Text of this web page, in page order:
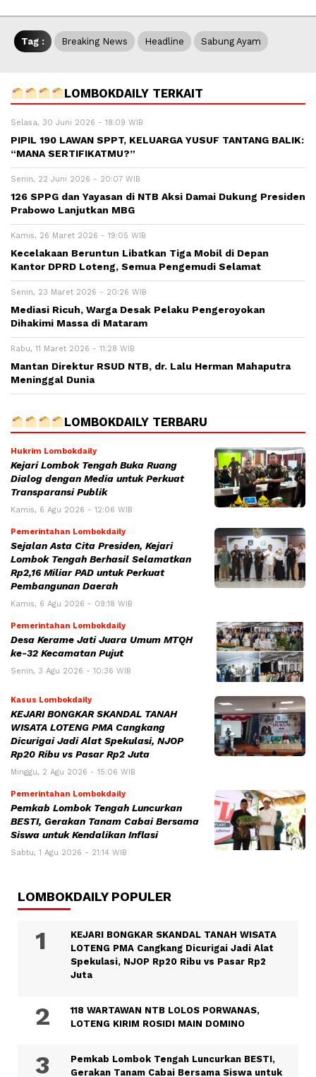
Tag : Breaking News Headline Sabung Ayam
LOMBOKDAILY TERKAIT
Selasa, 30 Juni 2026 - 18:09 WIB
PIPIL 190 LAWAN SPPT, KELUARGA YUSUF TANTANG BALIK:
“MANA SERTIFIKATMU?”
Senin, 22 Juni 2026 - 20:07 WIB
126 SPPG dan Yayasan di NTB Aksi Damai Dukung Presiden
Prabowo Lanjutkan MBG
Kamis, 26 Maret 2026 - 19:05 WIB
Kecelakaan Beruntun Libatkan Tiga Mobil di Depan
Kantor DPRD Loteng, Semua Pengemudi Selamat
Senin, 23 Maret 2026 - 20:26 WIB
Mediasi Ricuh, Warga Desak Pelaku Pengeroyokan
Dihakimi Massa di Mataram
Rabu, 11 Maret 2026 - 11:28 WIB
Mantan Direktur RSUD NTB, dr. Lalu Herman Mahaputra
Meninggal Dunia
LOMBOKDAILY TERBARU
Hukrim Lombokdaily
Kejari Lombok Tengah Buka Ruang
Dialog dengan Media untuk Perkuat
Transparansi Publik
Kamis, 6 Agu 2026 - 12:06 WIB
Pemerintahan Lombokdaily
Sejalan Asta Cita Presiden, Kejari
Lombok Tengah Berhasil Selamatkan
Rp2,16 Miliar PAD untuk Perkuat
Pembangunan Daerah
Kamis, 6 Agu 2026 - 09:18 WIB
Pemerintahan Lombokdaily
Desa Kerame Jati Juara Umum MTQH
ke-32 Kecamatan Pujut
Senin, 3 Agu 2026 - 10:36 WIB
Kasus Lombokdaily
KEJARI BONGKAR SKANDAL TANAH
WISATA LOTENG PMA Cangkang
Dicurigai Jadi Alat Spekulasi, NJOP
Rp20 Ribu vs Pasar Rp2 Juta
Minggu, 2 Agu 2026 - 15:06 WIB
Pemerintahan Lombokdaily
Pemkab Lombok Tengah Luncurkan
BESTI, Gerakan Tanam Cabai Bersama
Siswa untuk Kendalikan Inflasi
Sabtu, 1 Agu 2026 - 21:14 WIB
LOMBOKDAILY POPULER
KEJARI BONGKAR SKANDAL TANAH WISATA
LOTENG PMA Cangkang Dicurigai Jadi Alat
Spekulasi, NJOP Rp20 Ribu vs Pasar Rp2
Juta
118 WARTAWAN NTB LOLOS PORWANAS,
LOTENG KIRIM ROSIDI MAIN DOMINO
Pemkab Lombok Tengah Luncurkan BESTI,
Gerakan Tanam Cabai Bersama Siswa untuk